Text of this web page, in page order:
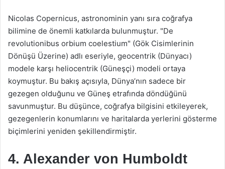
Nicolas Copernicus, astronominin yanı sıra coğrafya
bilimine de önemli katkılarda bulunmuştur. "De
revolutionibus orbium coelestium" (Gök Cisimlerinin
Dönüşü Üzerine) adlı eseriyle, geocentrik (Dünyacı)
modele karşı heliocentrik (Güneşçi) modeli ortaya
koymuştur. Bu bakış açısıyla, Dünya’nın sadece bir
gezegen olduğunu ve Güneş etrafında döndüğünü
savunmuştur. Bu düşünce, coğrafya bilgisini etkileyerek,
gezegenlerin konumlarını ve haritalarda yerlerini gösterme
biçimlerini yeniden şekillendirmiştir.
4. Alexander von Humboldt